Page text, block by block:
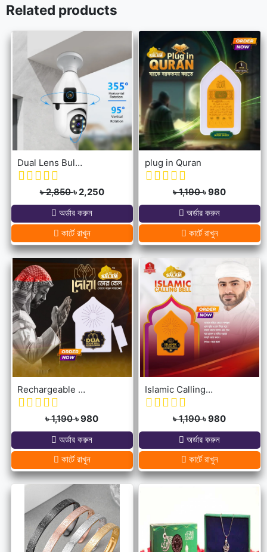
Related products
Dual Lens Bulb Holder Camera V380 Pro Apps 1080p full Hd Resulation cctv camera
৳ 2,850৳ 2,250
অর্ডার করুন
কার্টে রাখুন
plug in Quran
৳ 1,190৳ 980
অর্ডার করুন
কার্টে রাখুন
Rechargeable Dua Door Bell
৳ 1,190৳ 980
অর্ডার করুন
কার্টে রাখুন
Islamic Calling Bell
৳ 1,190৳ 980
অর্ডার করুন
কার্টে রাখুন